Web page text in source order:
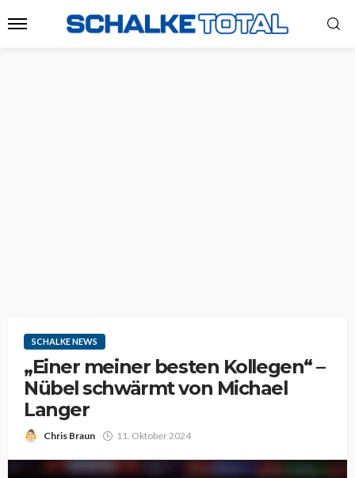
SCHALKE NEWS
„Einer meiner besten Kollegen“ –
Nübel schwärmt von Michael
Langer
Chris Braun 11. Oktober 2024